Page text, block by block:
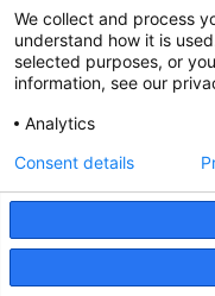
935 120 481
@CGTCatalunya
We collect and process
understand how it is
selected purposes, or
information, see our
Analytics
Consent details